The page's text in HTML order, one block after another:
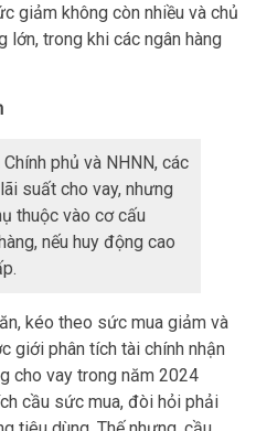
giảm không còn nhiều và chủ
lớn, trong khi các ngân hàng
phủ và NHNN, các
suất cho vay, nhưng
thuộc vào cơ cấu
nếu huy động cao
kéo theo sức mua giảm và
giới phân tích tài chính nhận
cho vay trong năm 2024
cầu sức mua, đòi hỏi phải